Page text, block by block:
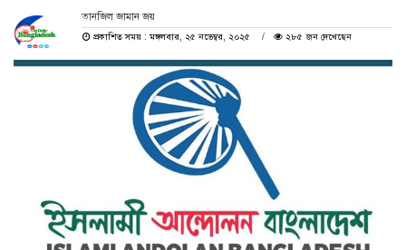
তানজিল জামান জয়
প্রকাশিত সময় : মঙ্গলবার, ২৫ নভেম্বর, ২০২৫
২৮৫ জন দেখেছেন